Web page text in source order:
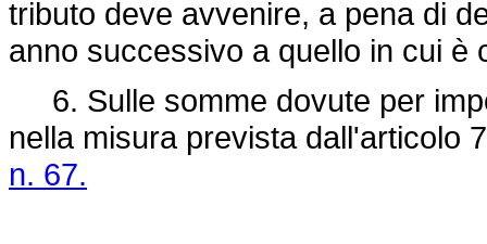
tributo deve avvenire, a pena di
anno successivo a quello in cui è
6. Sulle somme dovute per
nella misura prevista dall'articolo
n. 67.